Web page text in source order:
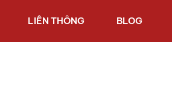
LIÊN THÔNG BLOG